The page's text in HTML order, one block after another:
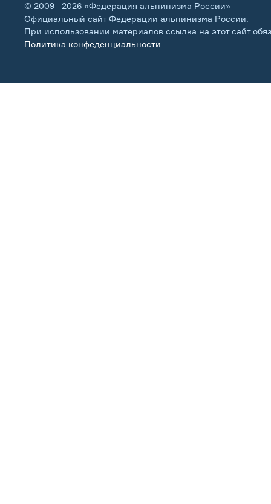
© 2009—2026 «Федерация альпинизма России»
Официальный сайт Федерации альпинизма России.
При использовании материалов ссылка на этот сайт
Политика конфеденциальности